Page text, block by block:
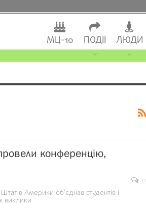
МЦ-10 ПОДІЇ ЛЮДИ
конференцію,
0
Америки об’єднав студентів і
виклики